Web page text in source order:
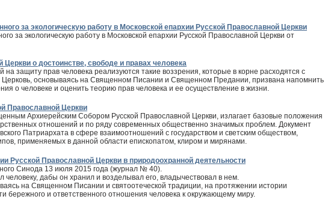
за экологическую работу в Московской епархии Русской Православной Церкви
за экологическую работу в Московской епархии Русской Православной Церкви от
о достоинстве, свободе и правах человека
защиту прав человека реализуются такие воззрения, которые в корне расходятся с
Церковь, основываясь на Священном Писании и Священном Предании, призвана напомнить
о человеке и оценить теорию прав человека и ее осуществление в жизни.
Православной Церкви
Архиерейским Собором Русской Православной Церкви, излагает базовые положения
отношений и по ряду современных общественно значимых проблем. Документ
Патриархата в сфере взаимоотношений с государством и светским обществом,
применяемых в данной области епископатом, клиром и мирянами.
Русской Православной Церкви в природоохранной деятельности
Синода 13 июля 2015 года (журнал № 40).
дабы он хранил и возделывал его, владычествовал в нем.
на Священном Писании и святоотеческой традиции, на протяжении истории
бережного и ответственного отношения человека к окружающему миру.